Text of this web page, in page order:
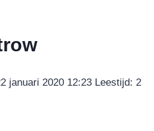
januari 2020 12:23 Leestijd: 2